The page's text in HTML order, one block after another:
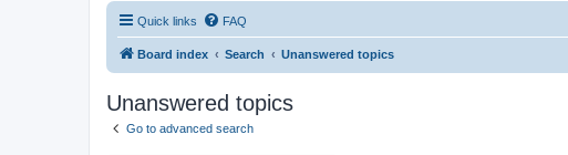
Quick links FAQ
Board index Search Unanswered topics
Unanswered topics
Go to advanced search